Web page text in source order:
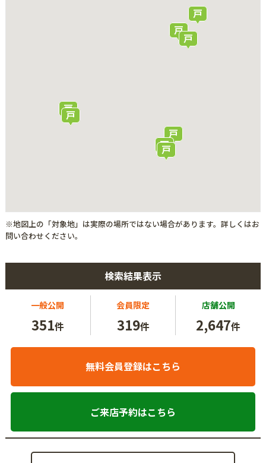
※地図上の「対象地」は実際の場所ではない場合があります。詳しくはお
問い合わせください。
検索結果表示
一般公開
351件
会員限定
319件
店舗公開
2,647件
無料会員登録はこちら
ご来店予約はこちら